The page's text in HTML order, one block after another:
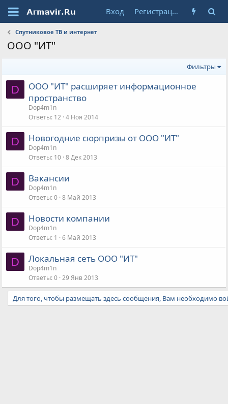
Вход Регистрация
Спутниковое ТВ и интернет
ООО "ИТ"
Фильтры
D
ООО "ИТ" расширяет информационное
пространство
Dop4m1n
Ответы 12 4 Ноя 2014
D Новогодние сюрпризы от ООО "ИТ"
Dop4m1n
Ответы 10 8 Дек 2013
D Вакансии
Dop4m1n
Ответы 0 8 Май 2013
D Новости компании
Dop4m1n
Ответы 1 6 Май 2013
D Локальная сеть ООО "ИТ"
Dop4m1n
Ответы 0 29 Янв 2013
Для того, чтобы размещать здесь сообщения, Вам необходимо